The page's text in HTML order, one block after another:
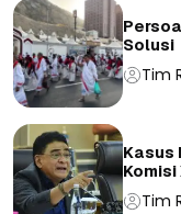
Solusi
Tim
Kasus
Tim